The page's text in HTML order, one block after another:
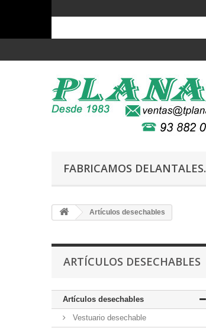
FABRICAMOS DELANTALES.
Artículos desechables
ARTÍCULOS DESECHABLES
Artículos desechables
Vestuario desechable